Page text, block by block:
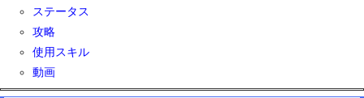
ステータス
攻略
使用スキル
動画